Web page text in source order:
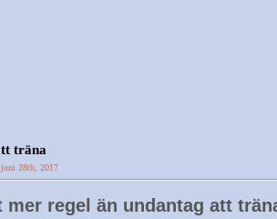
träna
juni 28th, 2017
mer regel än undantag att